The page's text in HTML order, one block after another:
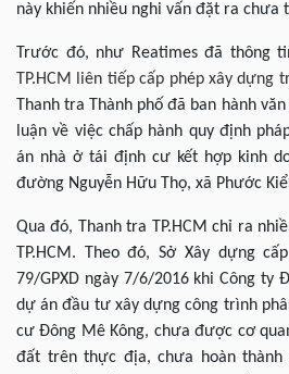
này khiến nhiều nghi vấn đặt ra
Trước đó, như Reatimes đã thông
TP.HCM liên tiếp cấp phép xây dựng
Thanh tra Thành phố đã ban hành văn
luận về việc chấp hành quy định
án nhà ở tái định cư kết hợp kinh
đường Nguyễn Hữu Thọ, xã Phước
Qua đó, Thanh tra TP.HCM chỉ ra
TP.HCM. Theo đó, Sở Xây dựng
79/GPXD ngày 7/6/2016 khi Công ty
dự án đầu tư xây dựng công trình
cư Đông Mê Kông, chưa được cơ
đất trên thực địa, chưa hoàn thành